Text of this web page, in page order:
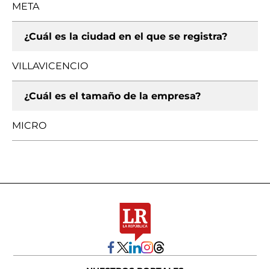
META
¿Cuál es la ciudad en el que se registra?
VILLAVICENCIO
¿Cuál es el tamaño de la empresa?
MICRO